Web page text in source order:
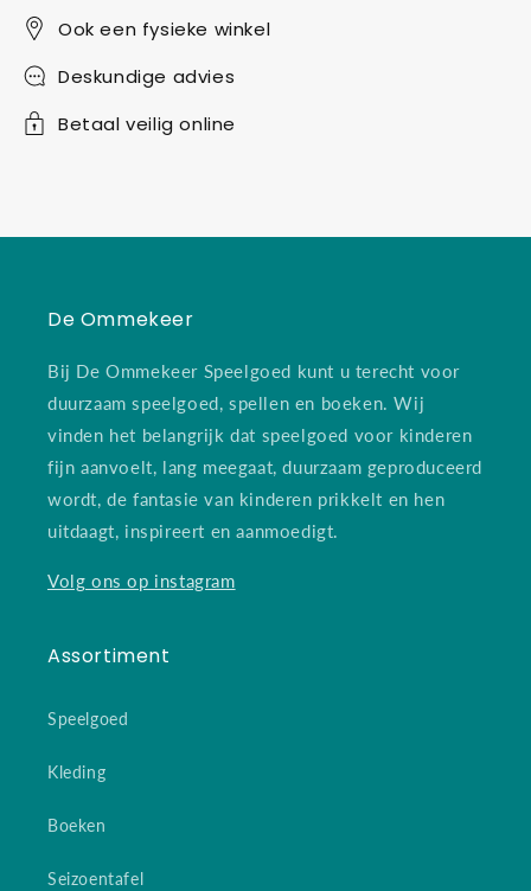
Ook een fysieke winkel
Deskundige advies
Betaal veilig online
De Ommekeer
Bij De Ommekeer Speelgoed kunt u terecht voor
duurzaam speelgoed, spellen en boeken. Wij
vinden het belangrijk dat speelgoed voor kinderen
fijn aanvoelt, lang meegaat, duurzaam geproduceerd
wordt, de fantasie van kinderen prikkelt en hen
uitdaagt, inspireert en aanmoedigt.
Volg ons op instagram
Assortiment
Speelgoed
Kleding
Boeken
Seizoentafel